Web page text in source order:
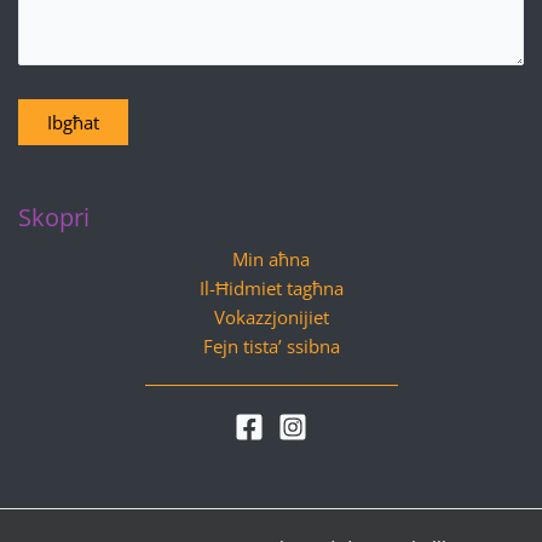
Ibgħat
Skopri
Min aħna
Il-Ħidmiet tagħna
Vokazzjonijiet
Fejn tista’ ssibna